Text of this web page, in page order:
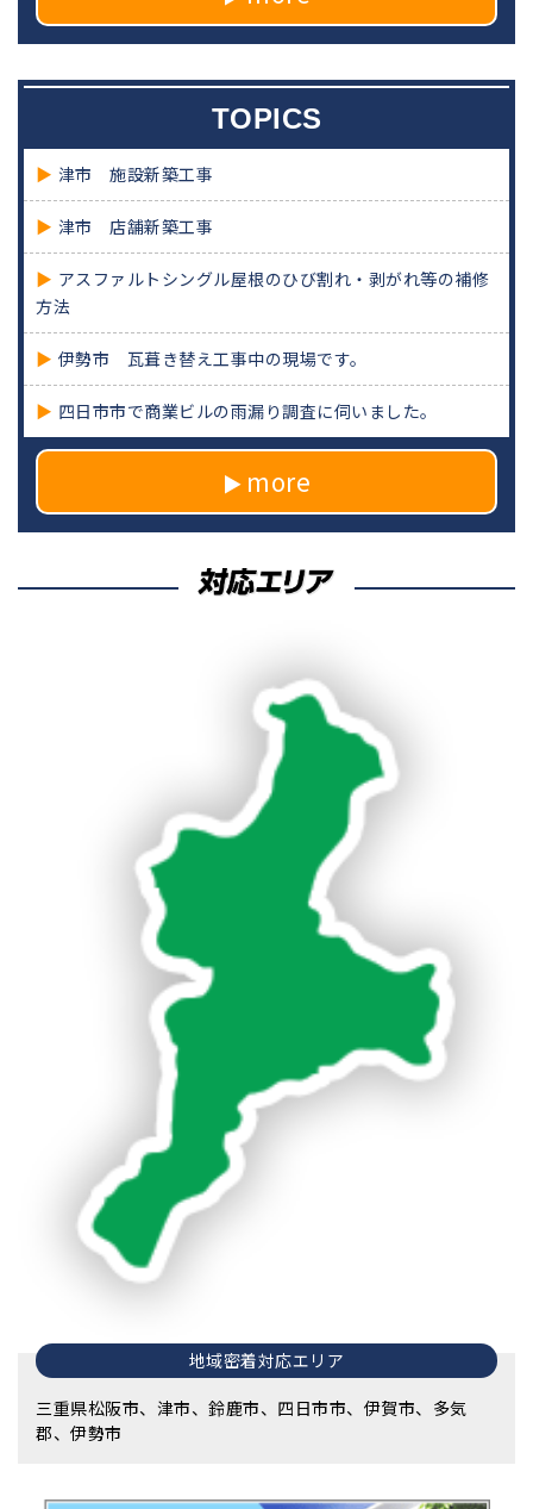
TOPICS
津市 施設新築工事
津市 店舗新築工事
アスファルトシングル屋根のひび割れ・剥がれ等の補修
方法
伊勢市 瓦葺き替え工事中の現場です。
四日市市で商業ビルの雨漏り調査に伺いました。
more
地域密着対応エリア
三重県松阪市、津市、鈴鹿市、四日市市、伊賀市、多気
郡、伊勢市